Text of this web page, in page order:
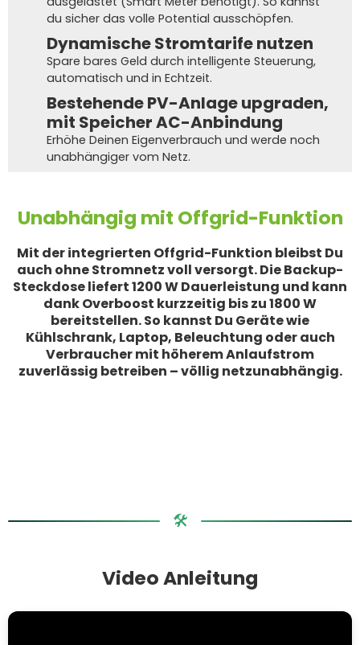
du sicher das volle Potential ausschöpfen.
Dynamische Stromtarife nutzen
Spare bares Geld durch intelligente Steuerung,
automatisch und in Echtzeit.
Bestehende PV-Anlage upgraden,
mit Speicher AC-Anbindung
Erhöhe Deinen Eigenverbrauch und werde noch
unabhängiger vom Netz.
Unabhängig mit Offgrid-Funktion
Mit der integrierten Offgrid-Funktion bleibst Du
auch ohne Stromnetz voll versorgt. Die Backup-
Steckdose liefert 1200 W Dauerleistung und kann
dank Overboost kurzzeitig bis zu 1800 W
bereitstellen. So kannst Du Geräte wie
Kühlschrank, Laptop, Beleuchtung oder auch
Verbraucher mit höherem Anlaufstrom
zuverlässig betreiben – völlig netzunabhängig.
🛠️
Video Anleitung